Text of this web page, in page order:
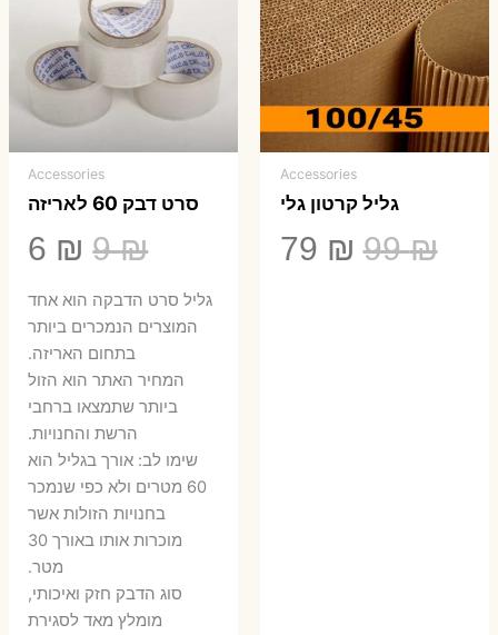
Accessories
גליל קרטון גלי
99₪
המחיר
79 ₪
הנוכחי
Accessories
סרט דבק 60 לאריזה
9₪
היה:
9 ₪.
6 ₪
6 ₪.
גליל סרט הדבקה הוא אחד
המוצרים הנמכרים ביותר
בתחום האריזה.
המחיר האתר הוא הזול
ביותר שתמצאו ברחבי
הרשת והחנויות.
שימו לב: אורך בגליל הוא
60 מטרים ולא כפי שנמכר
בחנויות הזולות אשר
מוכרות אותו באורך 30
מטר.
סוג הדבק חזק ואיכותי,
מומלץ מאד לסגירת